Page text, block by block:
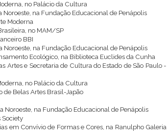
no Palácio da Cultura
Noroeste, na Fundação Educacional de Penápolis
Moderna
no MAM/SP
BBI
Noroeste, na Fundação Educacional de Penápolis
Ecológico, na Biblioteca Euclides da Cunha
Artes e Secretaria de Cultura do Estado de São Paulo -
no Palácio da Cultura
de Belas Artes Brasil-Japão
Noroeste, na Fundação Educacional de Penápolis
Society
em Convívio de Formas e Cores, na Ranulpho Galeria